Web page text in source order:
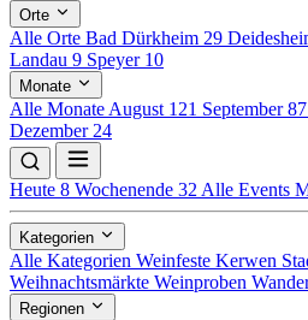
Orte
Alle Orte Bad Dürkheim 29
Landau 9 Speyer 10
Monate
Alle Monate August 121 September87
Dezember 24
Heute 8 Wochenende 32 Alle Events
Kategorien
Alle Kategorien Weinfeste Kerwen
Weihnachtsmärkte Weinproben
Regionen